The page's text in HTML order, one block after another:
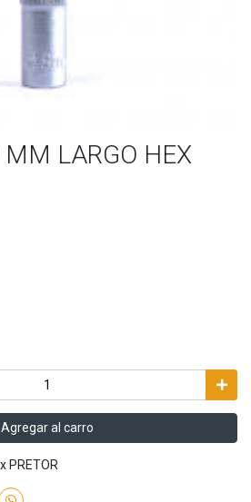
LARGO HEX
Agregar al carro
PRETOR